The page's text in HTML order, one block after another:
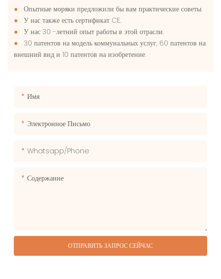
● Опытные моряки предложили бы вам практические советы.
● У нас также есть сертификат CE.
● У нас 30 -летний опыт работы в этой отрасли.
● 30 патентов на модель коммунальных услуг, 60 патентов на
внешний вид и 10 патентов на изобретение.
Имя
Электронное Письмо
Whatsapp/phone
Содержание
ОТПРАВИТЬ ЗАПРОС СЕЙЧАС